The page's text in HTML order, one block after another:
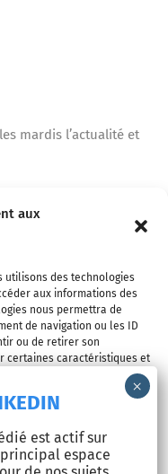
aux
utilisons des technologies
aux informations des
nous permettra de
de navigation ou les ID
ou de retirer son
certaines caractéristiques et
mardis l’actualité et
Tous droits réservés |
est actif sur
espace